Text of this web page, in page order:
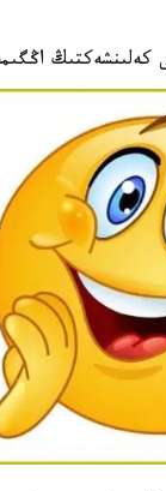
كەلىنشەكتىڭ